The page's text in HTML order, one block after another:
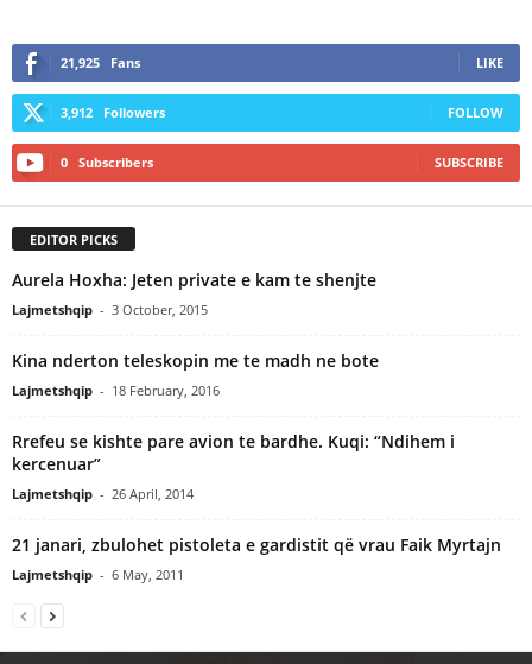
21,925 Fans LIKE
3,912 Followers FOLLOW
0 Subscribers SUBSCRIBE
EDITOR PICKS
Aurela Hoxha: Jeten private e kam te shenjte
Lajmetshqip - 3 October, 2015
Kina nderton teleskopin me te madh ne bote
Lajmetshqip - 18 February, 2016
Rrefeu se kishte pare avion te bardhe. Kuqi: “Ndihem i
kercenuar”
Lajmetshqip - 26 April, 2014
21 janari, zbulohet pistoleta e gardistit që vrau Faik Myrtajn
Lajmetshqip - 6 May, 2011